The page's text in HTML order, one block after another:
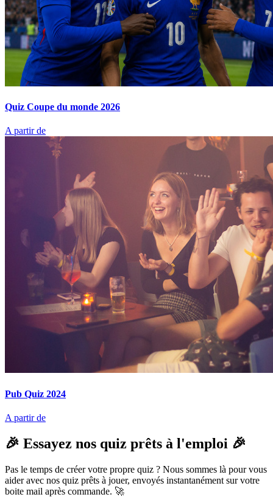
Quiz Coupe du monde 2026
A partir de
Pub Quiz 2024
A partir de
🎉 Essayez nos quiz prêts à l'emploi 🎉
Pas le temps de créer votre propre quiz ? Nous sommes là pour vous
aider avec nos quiz prêts à jouer, envoyés instantanément sur votre
boite mail après commande. 🚀